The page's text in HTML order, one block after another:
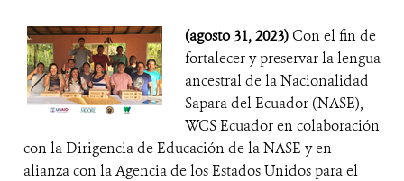
(agosto 31, 2023) Con el fin de
fortalecer y preservar la lengua
ancestral de la Nacionalidad
Sapara del Ecuador (NASE),
WCS Ecuador en colaboración
con la Dirigencia de Educación de la NASE y en
alianza con la Agencia de los Estados Unidos para el